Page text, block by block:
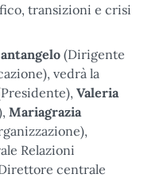
transizioni e crisi
(Dirigente
vedrà la
Valeria
Mariagrazia
Relazioni
centrale